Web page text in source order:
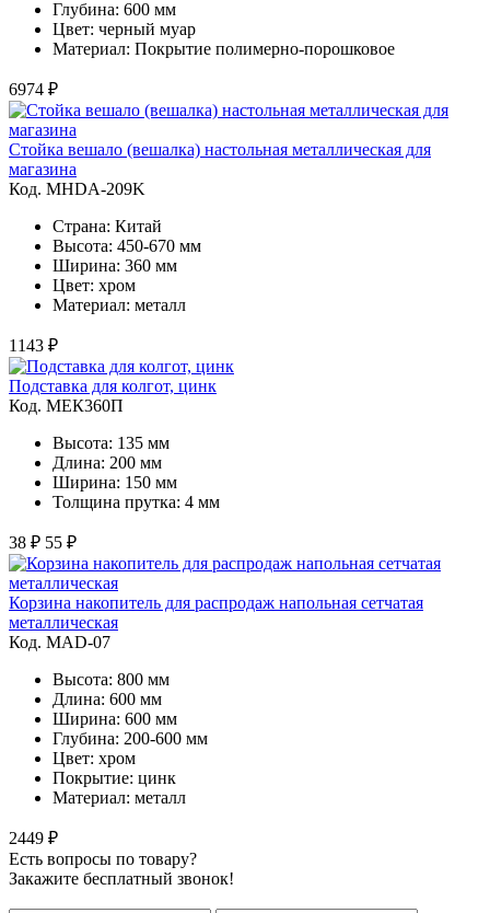
Глубина: 600 мм
Цвет: черный муар
Материал: Покрытие полимерно-порошковое
6974 ₽
Стойка вешало (вешалка) настольная металлическая для
магазина
Код. MHDA-209K
Страна: Китай
Высота: 450-670 мм
Ширина: 360 мм
Цвет: хром
Материал: металл
1143 ₽
Подставка для колгот, цинк
Код. MЕК360П
Высота: 135 мм
Длина: 200 мм
Ширина: 150 мм
Толщина прутка: 4 мм
38 ₽ 55 ₽
Корзина накопитель для распродаж напольная сетчатая
металлическая
Код. MAD-07
Высота: 800 мм
Длина: 600 мм
Ширина: 600 мм
Глубина: 200-600 мм
Цвет: хром
Покрытие: цинк
Материал: металл
2449 ₽
Есть вопросы по товару?
Закажите бесплатный звонок!